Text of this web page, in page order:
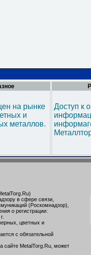
на рынке
и
металлов.
Доступ к
в сфере связи,
(Роскомнадзор),
о регистрации:
цветных и
с обязательной
сайте MetalTorg.Ru, может